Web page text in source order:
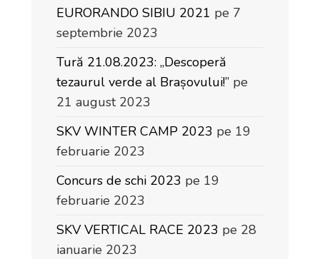
EURORANDO SIBIU 2021 pe 7
septembrie 2023
Tură 21.08.2023: „Descoperă
tezaurul verde al Brașovului!” pe
21 august 2023
SKV WINTER CAMP 2023 pe 19
februarie 2023
Concurs de schi 2023 pe 19
februarie 2023
SKV VERTICAL RACE 2023 pe 28
ianuarie 2023